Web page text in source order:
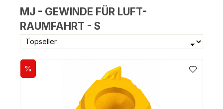
MJ - GEWINDE FÜR LUFT-
RAUMFAHRT - S
Rabatt
%